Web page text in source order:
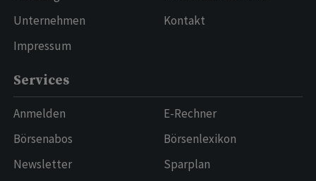
Unternehmen
Impressum
Kontakt
Services
Anmelden
Börsenabos
Newsletter
E-Rechner
Börsenlexikon
Sparplan